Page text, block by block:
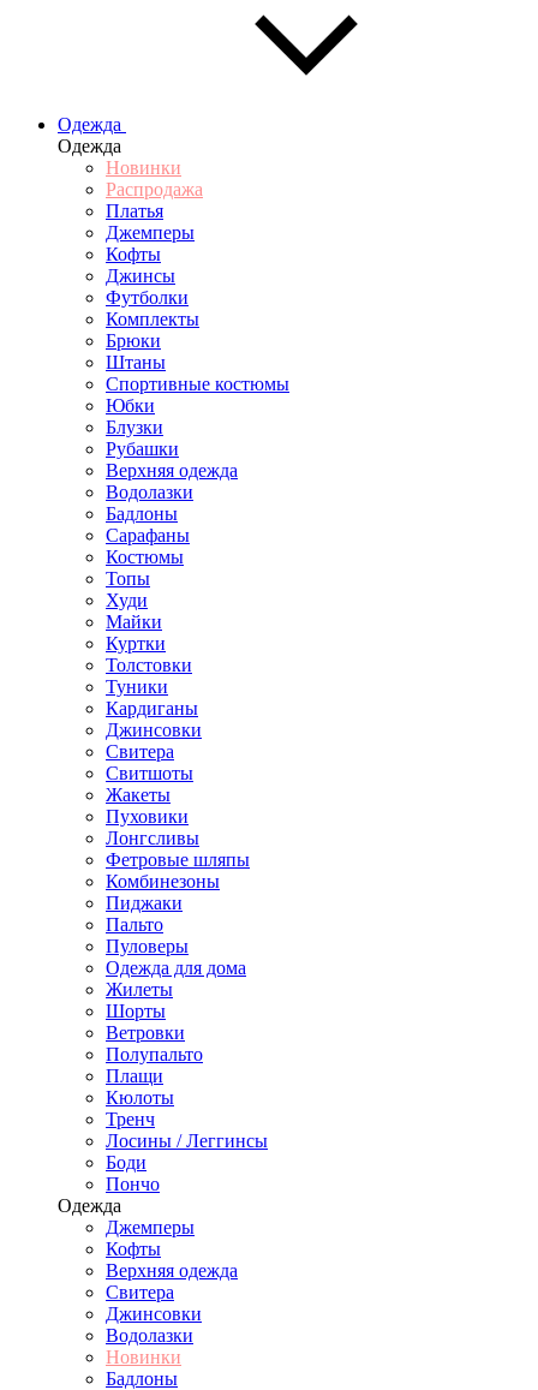
Одежда
Одежда
Новинки
Распродажа
Платья
Джемперы
Кофты
Джинсы
Футболки
Комплекты
Брюки
Штаны
Спортивные костюмы
Юбки
Блузки
Рубашки
Верхняя одежда
Водолазки
Бадлоны
Сарафаны
Костюмы
Топы
Худи
Майки
Куртки
Толстовки
Туники
Кардиганы
Джинсовки
Свитера
Свитшоты
Жакеты
Пуховики
Лонгсливы
Фетровые шляпы
Комбинезоны
Пиджаки
Пальто
Пуловеры
Одежда для дома
Жилеты
Шорты
Ветровки
Полупальто
Плащи
Кюлоты
Тренч
Лосины / Леггинсы
Боди
Пончо
Одежда
Джемперы
Кофты
Верхняя одежда
Свитера
Джинсовки
Водолазки
Новинки
Бадлоны